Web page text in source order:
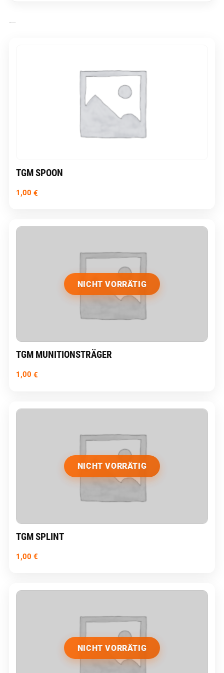
TGM SPOON
1,00 €
NICHT VORRÄTIG
TGM MUNITIONSTRÄGER
1,00 €
NICHT VORRÄTIG
TGM SPLINT
1,00 €
NICHT VORRÄTIG